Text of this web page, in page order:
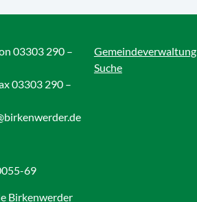
03303 290 –
03303 290 –
Gemeindeverwaltung
Suche
69
Birkenwerder